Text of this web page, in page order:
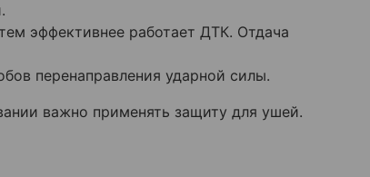
эффективнее работает ДТК. Отдача
перенаправления ударной силы.
важно применять защиту для ушей.